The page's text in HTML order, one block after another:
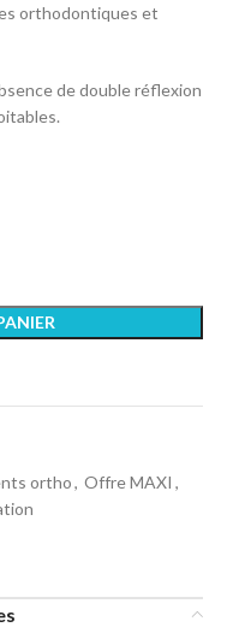
orthodontiques et
de double réflexion
ortho, Offre MAXI ,